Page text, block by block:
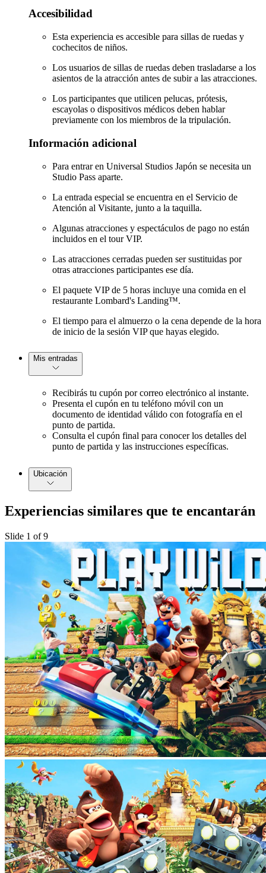
Accesibilidad
Esta experiencia es accesible para sillas de ruedas y
cochecitos de niños.
Los usuarios de sillas de ruedas deben trasladarse a los
asientos de la atracción antes de subir a las atracciones.
Los participantes que utilicen pelucas, prótesis,
escayolas o dispositivos médicos deben hablar
previamente con los miembros de la tripulación.
Información adicional
Para entrar en Universal Studios Japón se necesita un
Studio Pass aparte.
La entrada especial se encuentra en el Servicio de
Atención al Visitante, junto a la taquilla.
Algunas atracciones y espectáculos de pago no están
incluidos en el tour VIP.
Las atracciones cerradas pueden ser sustituidas por
otras atracciones participantes ese día.
El paquete VIP de 5 horas incluye una comida en el
restaurante Lombard's Landing™.
El tiempo para el almuerzo o la cena depende de la hora
de inicio de la sesión VIP que hayas elegido.
Mis entradas
Recibirás tu cupón por correo electrónico al instante.
Presenta el cupón en tu teléfono móvil con un
documento de identidad válido con fotografía en el
punto de partida.
Consulta el cupón final para conocer los detalles del
punto de partida y las instrucciones específicas.
Ubicación
Experiencias similares que te encantarán
Slide 1 of 9